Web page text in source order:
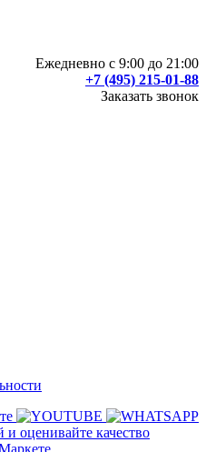
Ежедневно с 9:00 до 21:00
+7 (495) 215-01-88
Заказать звонок